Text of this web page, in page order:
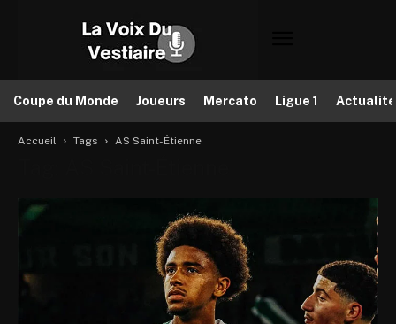
Coupe du Monde Joueurs Mercato Ligue 1
Accueil Tags AS Saint-Étienne